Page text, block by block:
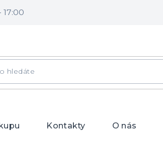
17:00
Kontakty O nás